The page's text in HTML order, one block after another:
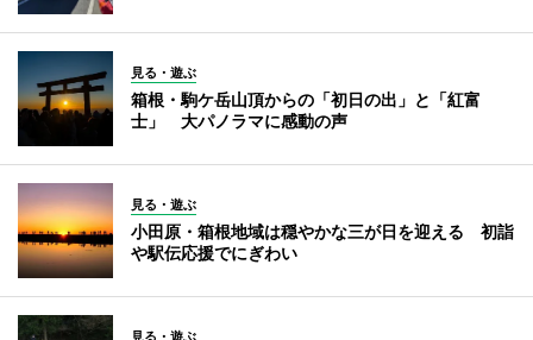
見る・遊ぶ
箱根・駒ケ岳山頂からの「初日の出」と「紅富
士」 大パノラマに感動の声
見る・遊ぶ
小田原・箱根地域は穏やかな三が日を迎える 初詣
や駅伝応援でにぎわい
見る・遊ぶ